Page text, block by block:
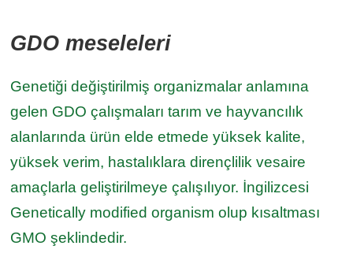
GDO meseleleri
Genetiği değiştirilmiş organizmalar anlamına
gelen GDO çalışmaları tarım ve hayvancılık
alanlarında ürün elde etmede yüksek kalite,
yüksek verim, hastalıklara dirençlilik vesaire
amaçlarla geliştirilmeye çalışılıyor. İngilizcesi
Genetically modified organism olup kısaltması
GMO şeklindedir.